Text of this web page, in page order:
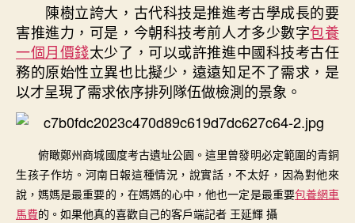
陳樹立誇大，古代科技是推進考古學成長的要
害推進力，可是，今朝科技考前人才多少數字包養
一個月價錢太少了，可以或許推進中國科技考古任
務的原始性立異也比擬少，遠遠知足不了需求，是
以才呈現了需求依序排列隊伍做檢測的景象。
俯瞰鄭州商城國度考古遺址公園。這里曾發明必定範圍的青銅
生孩子作坊。河南日報這種情況，說實話，不太好，因為對他來
說，媽媽是最重要的，在媽媽的心中，他也一定是最重要包養網車
馬費的。如果他真的喜歡自己的客戶端記者 王延輝 攝